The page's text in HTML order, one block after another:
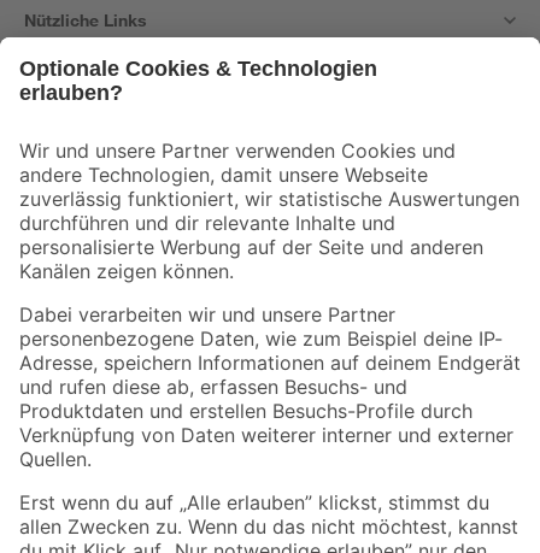
Nützliche Links
Der toom Newsletter: Keine Angebote und Aktionen mehr verpassen!
Zur Newsletter Anmeldung
Folge uns
Zahlungsarten Versandarten
Sicher einkaufen